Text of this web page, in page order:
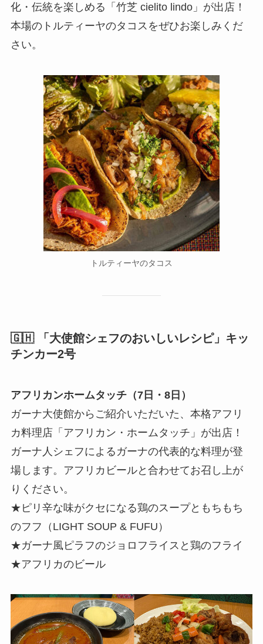
化・伝統を楽しめる「竹芝 cielito lindo」が出店！
本場のトルティーヤのタコスをぜひお楽しみくだ
さい。
トルティーヤのタコス
🇬🇭 「大使館シェフのおいしいレシピ」キッ
チンカー2号
アフリカンホームタッチ（7日・8日）
ガーナ大使館からご紹介いただいた、本格アフリ
カ料理店「アフリカン・ホームタッチ」が出店！
ガーナ人シェフによるガーナの代表的な料理が登
場します。アフリカビールと合わせてお召し上が
りください。
★ピリ辛な味がクセになる鶏のスープともちもち
のフフ（LIGHT SOUP & FUFU）
★ガーナ風ピラフのジョロフライスと鶏のフライ
★アフリカのビール